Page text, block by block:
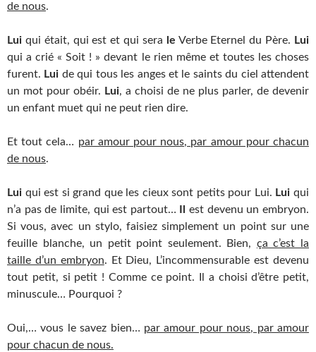
de nous.
Lui qui était, qui est et qui sera le Verbe Eternel du Père. Lui
qui a crié « Soit ! » devant le rien même et toutes les choses
furent. Lui de qui tous les anges et le saints du ciel attendent
un mot pour obéir. Lui, a choisi de ne plus parler, de devenir
un enfant muet qui ne peut rien dire.
Et tout cela… par amour pour nous, par amour pour chacun
de nous.
Lui qui est si grand que les cieux sont petits pour Lui. Lui qui
n’a pas de limite, qui est partout…
est devenu un embryon.
Si vous, avec un stylo, faisiez simplement un point sur une
feuille blanche, un petit point seulement. Bien, ça c’est la
taille d’un embryon. Et Dieu, L’incommensurable est devenu
tout petit, si petit ! Comme ce point. Il a choisi d’être petit,
minuscule… Pourquoi ?
Oui,… vous le savez bien… par amour pour nous, par amour
pour chacun de nous.